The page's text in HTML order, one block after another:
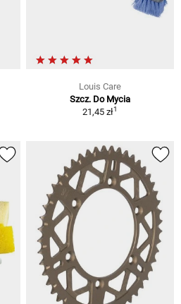
Louis Care
Szcz. Do Mycia
21,45 zł1